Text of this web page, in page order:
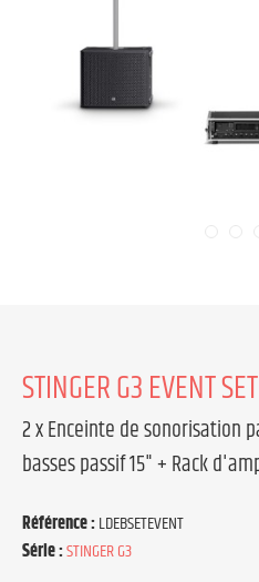
STINGER G3 EVENT SET
2 x Enceinte de sonorisation
basses passif 15" + Rack
Référence :LDEBSETEVENT
Série :STINGER G3